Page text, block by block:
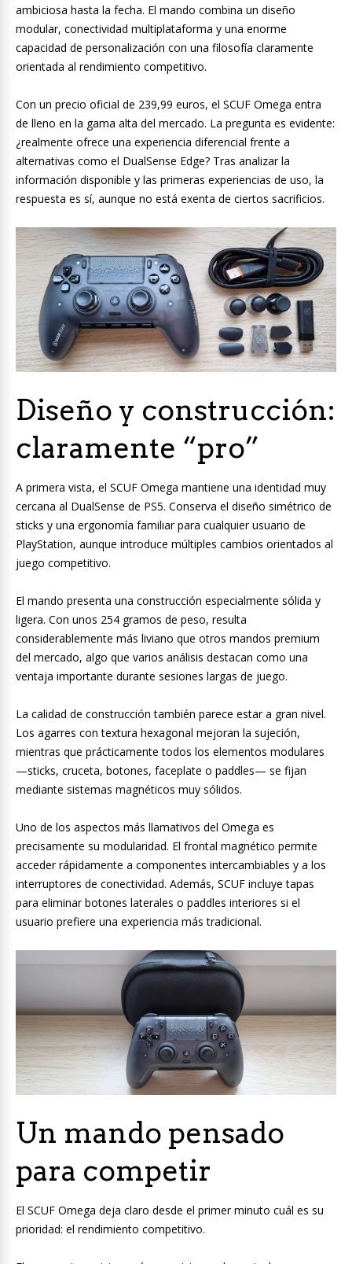
ambiciosa hasta la fecha. El mando combina un diseño
modular, conectividad multiplataforma y una enorme
capacidad de personalización con una filosofía claramente
orientada al rendimiento competitivo.
Con un precio oficial de 239,99 euros, el SCUF Omega entra
de lleno en la gama alta del mercado. La pregunta es evidente:
¿realmente ofrece una experiencia diferencial frente a
alternativas como el DualSense Edge? Tras analizar la
información disponible y las primeras experiencias de uso, la
respuesta es sí, aunque no está exenta de ciertos sacrificios.
Diseño y construcción:
claramente “pro”
A primera vista, el SCUF Omega mantiene una identidad muy
cercana al DualSense de PS5. Conserva el diseño simétrico de
sticks y una ergonomía familiar para cualquier usuario de
PlayStation, aunque introduce múltiples cambios orientados al
juego competitivo.
El mando presenta una construcción especialmente sólida y
ligera. Con unos 254 gramos de peso, resulta
considerablemente más liviano que otros mandos premium
del mercado, algo que varios análisis destacan como una
ventaja importante durante sesiones largas de juego.
La calidad de construcción también parece estar a gran nivel.
Los agarres con textura hexagonal mejoran la sujeción,
mientras que prácticamente todos los elementos modulares
—sticks, cruceta, botones, faceplate o paddles— se fijan
mediante sistemas magnéticos muy sólidos.
Uno de los aspectos más llamativos del Omega es
precisamente su modularidad. El frontal magnético permite
acceder rápidamente a componentes intercambiables y a los
interruptores de conectividad. Además, SCUF incluye tapas
para eliminar botones laterales o paddles interiores si el
usuario prefiere una experiencia más tradicional.
Un mando pensado
para competir
El SCUF Omega deja claro desde el primer minuto cuál es su
prioridad: el rendimiento competitivo.